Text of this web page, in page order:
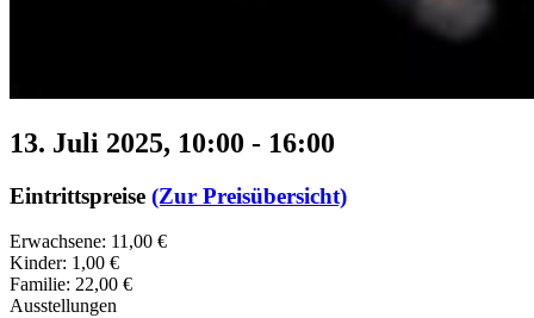
13. Juli 2025, 10:00 - 16:00
Eintrittspreise (Zur Preisübersicht)
Erwachsene: 11,00 €
Kinder: 1,00 €
Familie: 22,00 €
Ausstellungen